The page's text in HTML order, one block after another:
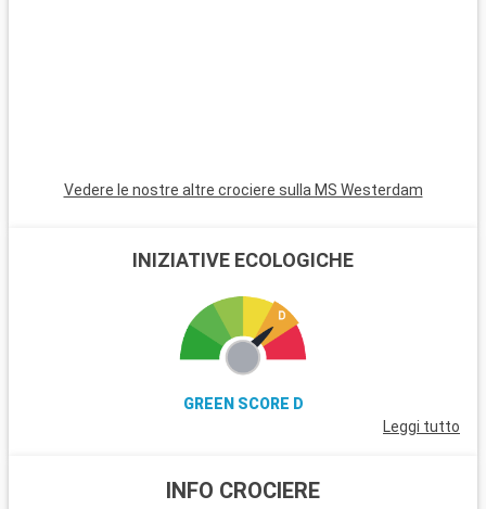
Vedere le nostre altre crociere sulla MS Westerdam
INIZIATIVE ECOLOGICHE
GREEN SCORE D
Leggi tutto
INFO CROCIERE